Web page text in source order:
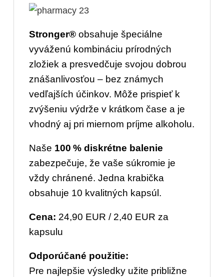
Stronger® obsahuje špeciálne
vyváženú kombináciu prírodných
zložiek a presvedčuje svojou dobrou
znášanlivosťou – bez známych
vedľajších účinkov. Môže prispieť k
zvýšeniu výdrže v krátkom čase a je
vhodný aj pri miernom príjme alkoholu.
Naše 100 % diskrétne balenie
zabezpečuje, že vaše súkromie je
vždy chránené. Jedna krabička
obsahuje 10 kvalitných kapsúl.
Cena: 24,90 EUR / 2,40 EUR za
kapsulu
Odporúčané použitie:
Pre najlepšie výsledky užite približne